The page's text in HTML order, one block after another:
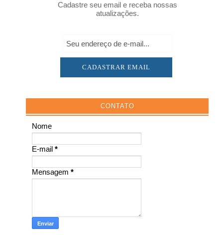
Cadastre seu email e receba nossas
atualizações.
CONTATO
Nome
E-mail*
Mensagem*